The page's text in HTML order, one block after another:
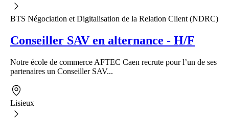
BTS Négociation et Digitalisation de la Relation Client (NDRC)
Conseiller SAV en alternance - H/F
Notre école de commerce AFTEC Caen recrute pour l’un de ses
partenaires un Conseiller SAV...
Lisieux